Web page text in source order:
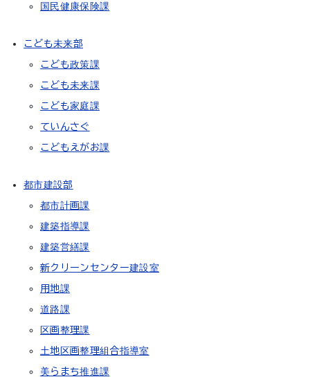
国民健康保険課
こども未来部
こども政策課
こども未来課
こども家庭課
ていんさぐ
こどもえがお課
都市建設部
都市計画課
建築指導課
建築営繕課
新クリーンセンター建設室
用地課
道路課
区画整理課
土地区画整理組合指導室
美らまち推進課